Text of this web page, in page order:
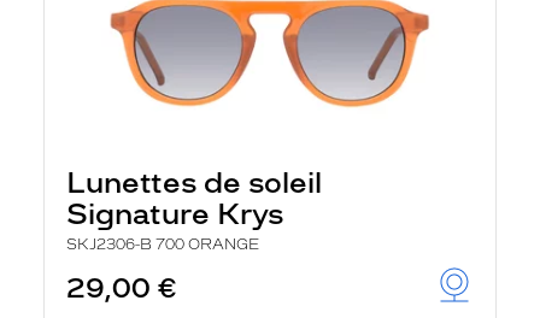
Lunettes de soleil
Signature Krys
SKJ2306-B 700 ORANGE
29,00 €